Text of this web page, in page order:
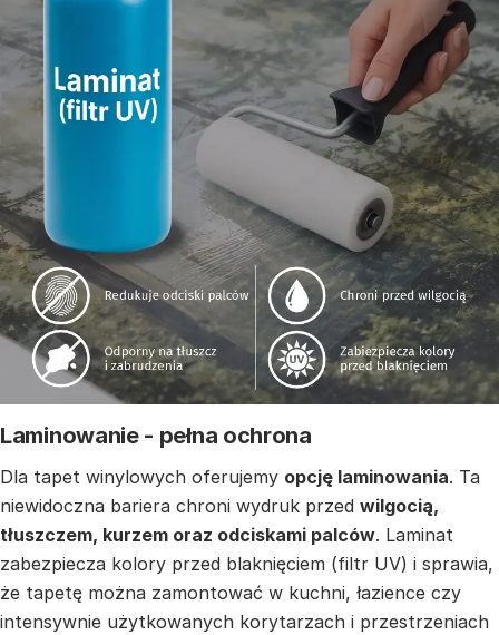
Laminowanie - pełna ochrona
Dla tapet winylowych oferujemy opcję laminowania. Ta
niewidoczna bariera chroni wydruk przed wilgocią,
tłuszczem, kurzem oraz odciskami palców. Laminat
zabezpiecza kolory przed blaknięciem (filtr UV) i sprawia,
że tapetę można zamontować w kuchni, łazience czy
intensywnie użytkowanych korytarzach i przestrzeniach